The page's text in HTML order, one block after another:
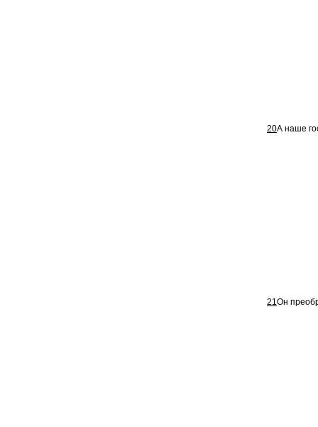
20А наше
21Он